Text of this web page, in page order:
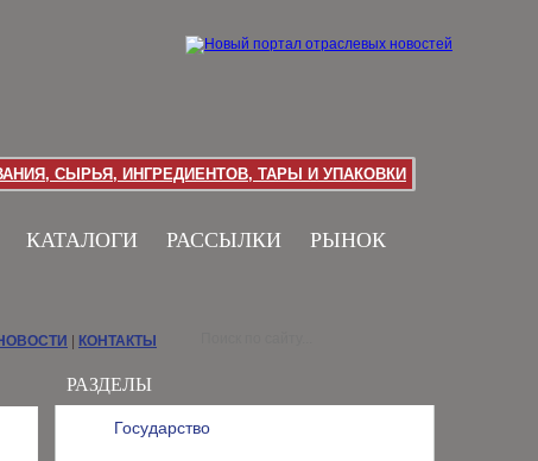
СЫРЬЯ, ИНГРЕДИЕНТОВ, ТАРЫ И УПАКОВКИ
КАТАЛОГИ РАССЫЛКИ РЫНОК
РАЗДЕЛЫ
Государство
КОНТАКТЫ